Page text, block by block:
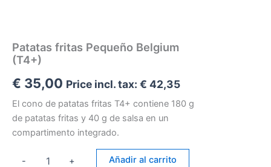
Patatas fritas Pequeño Belgium
(T4+)
€ 35,00 Price incl. tax: € 42,35
El cono de patatas fritas T4+ contiene 180 g
de patatas fritas y 40 g de salsa en un
compartimento integrado.
- + Añadir al carrito